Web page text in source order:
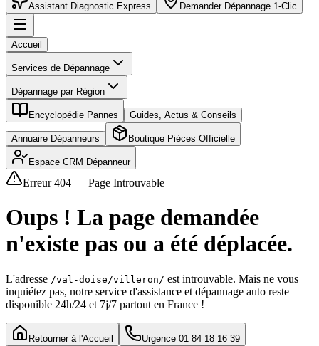
Assistant Diagnostic Express Demander Dépannage 1-Clic
Accueil
Services de Dépannage
Dépannage par Région
Encyclopédie Pannes Guides, Actus & Conseils
Annuaire Dépanneurs Boutique Pièces Officielle
Espace CRM Dépanneur
Erreur 404 — Page Introuvable
Oups ! La page demandée
n'existe pas ou a été déplacée.
L'adresse /val-doise/villeron/ est introuvable. Mais ne vous
inquiétez pas, notre service d'assistance et dépannage auto reste
disponible 24h/24 et 7j/7 partout en France !
Retourner à l'Accueil Urgence 01 84 18 16 39